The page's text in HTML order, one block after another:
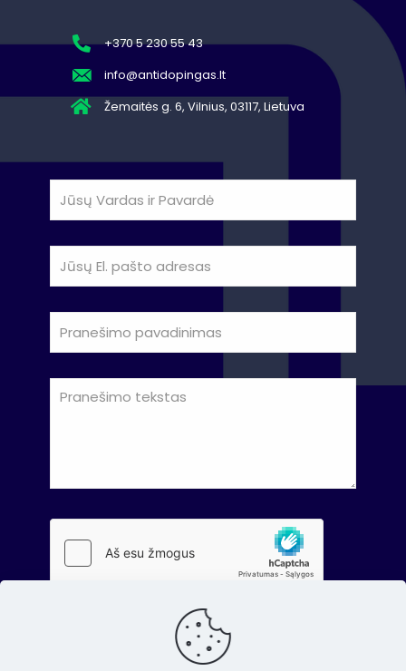
+370 5 230 55 43
info@antidopingas.lt
Žemaitės g. 6, Vilnius, 03117, Lietuva